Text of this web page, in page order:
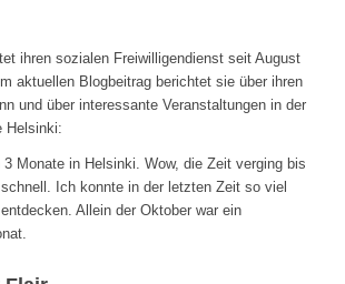
ihren sozialen Freiwilligendienst seit August
aktuellen Blogbeitrag berichtet sie über ihren
und über interessante Veranstaltungen in der
Helsinki:
3 Monate in Helsinki. Wow, die Zeit verging bis
Ich konnte in der letzten Zeit so viel
Allein der Oktober war ein